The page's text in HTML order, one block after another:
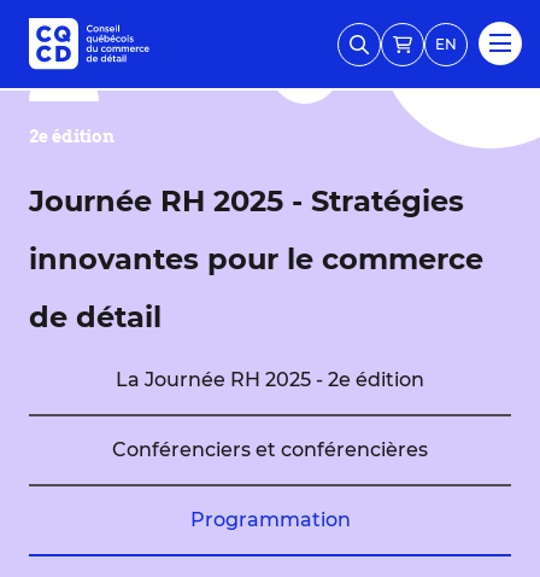
EN
2e édition
Journée RH 2025 - Stratégies
innovantes pour le commerce
de détail
La Journée RH 2025 - 2e édition
Conférenciers et conférencières
Programmation